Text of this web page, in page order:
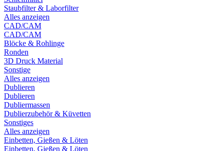
Staubfilter & Laborfilter
Alles anzeigen
CAD/CAM
CAD/CAM
Blöcke & Rohlinge
Ronden
3D Druck Material
Sonstige
Alles anzeigen
Dublieren
Dublieren
Dubliermassen
Dublierzubehör & Küvetten
Sonstiges
Alles anzeigen
Einbetten, Gießen & Löten
Einbetten, Gießen & Löten